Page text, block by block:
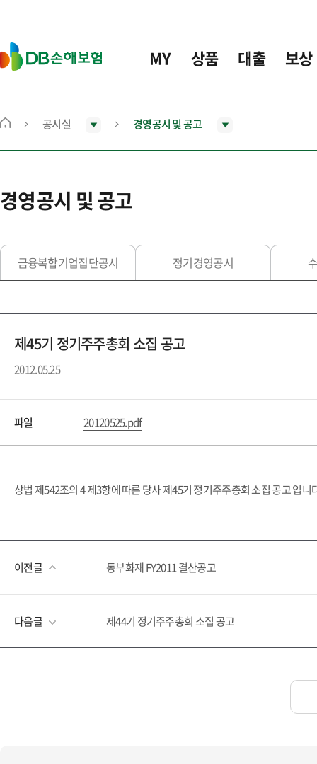
D
B
보
MY 상품 대출 보상
메
으
로
동
공시실 경영공시 및 공고
경영공시 및 공고
금융복합기업집단공시 정기경영공시
제45기 정기주주총회 소집 공고
2012.05.25
파일 20120525.pdf
상법 제542조의 4 제3항에 따른 당사 제45기 정기주주총회 소집 공고 입니
이전글 동부화재 FY2011 결산공고
다음글 제44기 정기주주총회 소집 공고